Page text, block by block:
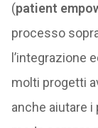
(patient
processo
l’integrazione
molti progetti
anche aiutare i